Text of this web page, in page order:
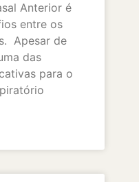
Anterior é
entre os
Apesar de
das
para o